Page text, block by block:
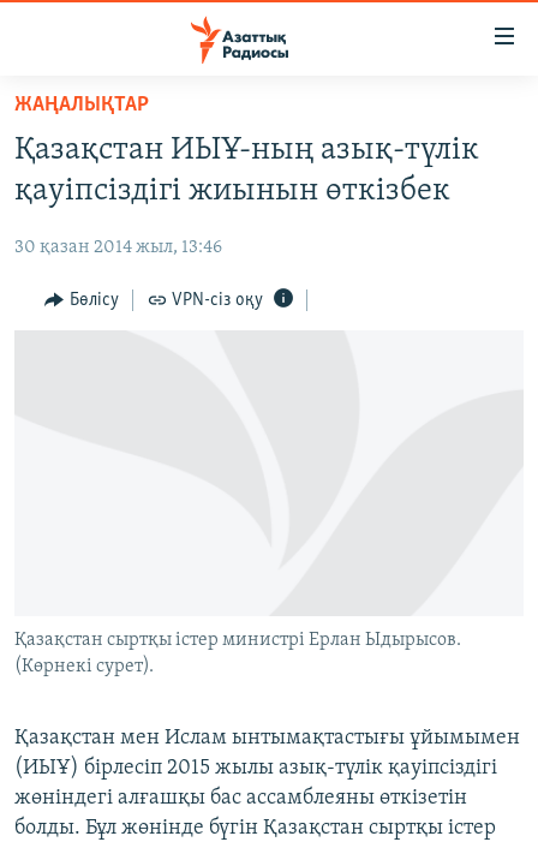
Skip
main
content
to
Navigation
Skip
САЯСАТ
AZATTYQTV
ҚАҢТАР ОҚИҒАСЫ
АДАМ ҚҰҚЫҚТАРЫ
Басқа тілдерде
ЖАҢАЛЫҚТАР
Қазақстан ИЫҰ-ның азық-түлік
қауіпсіздігі жиынын өткізбек
30 қазан 2014 жыл, 13:46
Бөлісу VPN-сіз оқу
Қазақстан сыртқы істер министрі Ерлан Ыдырысов.
(Көрнекі сурет).
Қазақстан мен Ислам ынтымақтастығы ұйымымен
(ИЫҰ) бірлесіп 2015 жылы азық-түлік қауіпсіздігі
жөніндегі алғашқы бас ассамблеяны өткізетін
болды. Бұл жөнінде бүгін Қазақстан сыртқы істер